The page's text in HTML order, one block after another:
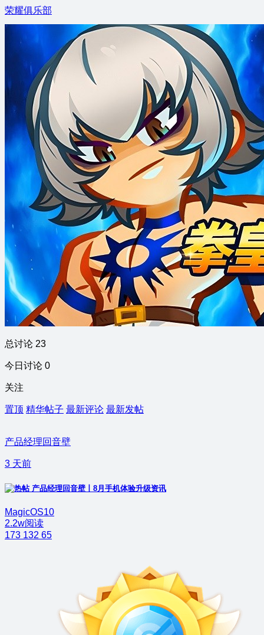
荣耀俱乐部
总讨论 23
今日讨论 0
关注
置顶 精华帖子 最新评论 最新发帖
产品经理回音壁
3 天前
产品经理回音壁丨8月手机体验升级资讯
MagicOS10
2.2w阅读
173 132 65